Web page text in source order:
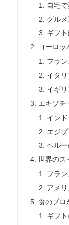
自宅
グル
ギフ
ヨーロ
フラ
イタ
イギ
エキゾチ
イン
エジ
ペル
世界のス
フラ
アメ
食のプロ
ギフ